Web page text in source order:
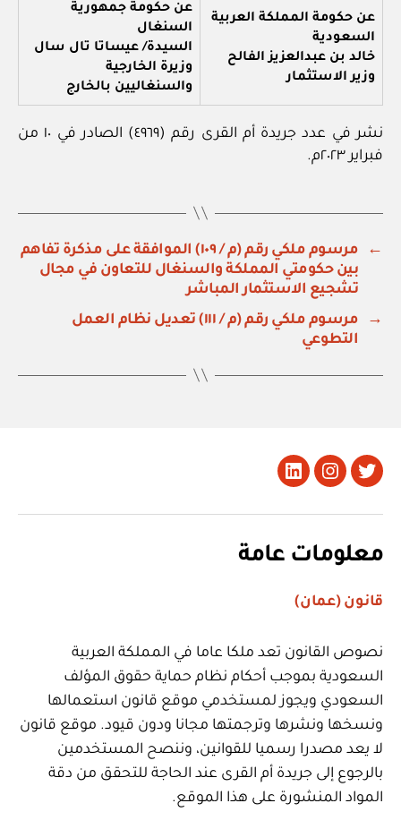
عن حكومة المملكة العربية
السعودية
خالد بن عبدالعزيز الفالح
وزير الاستثمار
عن حكومة جمهورية
السنغال
السيدة/ عيساتا تال سال
وزيرة الخارجية
والسنغاليين بالخارج
نشر في عدد جريدة أم القرى رقم (٤٩٦٩) الصادر في ١٠ من
فبراير ٢٠٢٣م.
←
مرسوم ملكي رقم (م / ١٠٩) الموافقة على مذكرة تفاهم
بين حكومتي المملكة والسنغال للتعاون في مجال
تشجيع الاستثمار المباشر
→
مرسوم ملكي رقم (م / ١١١) تعديل نظام العمل
التطوعي
تويتر Instagram
LinkedIn
معلومات عامة
قانون (عمان)
نصوص القانون تعد ملكا عاما في المملكة العربية
السعودية بموجب أحكام نظام حماية حقوق المؤلف
السعودي ويجوز لمستخدمي موقع قانون استعمالها
ونسخها ونشرها وترجمتها مجانا ودون قيود. موقع قانون
لا يعد مصدرا رسميا للقوانين، وننصح المستخدمين
بالرجوع إلى جريدة أم القرى عند الحاجة للتحقق من دقة
المواد المنشورة على هذا الموقع.